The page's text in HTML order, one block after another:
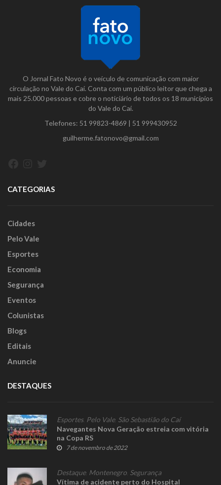
O Jornal Fato Novo é o veículo de comunicação com maior
circulação no Vale do Caí. Conta com um público leitor que chega a
mais 25.000 pessoas e cobre o noticiário de todos os 18 municípios
do Vale do Caí.
Telefones: 51 99823-4869 | 51 999430952
guilherme.fatonovo@gmail.com
CATEGORIAS
Cidades
Pelo Vale
Esportes
Economia
Segurança
Eventos
Colunistas
Blogs
Editais
Anuncie
DESTAQUES
Esportes, Pelo Vale, São Sebastião do Caí
Navegantes Nova Geração estreia com vitória
na Copa RS
7 de novembro de 2022
Destaque, Montenegro Segurança
Vítima de acidente perto do Hospital